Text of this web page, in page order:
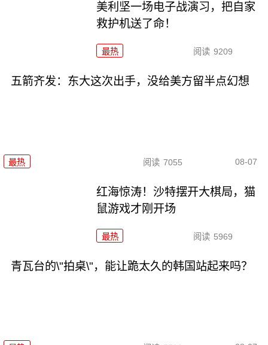
美利坚一场电子战演习，把自家
救护机送了命！
最热 阅读 9209
五箭齐发：东大这次出手，没给美方留半点幻想
最热 阅读 7055 08-07
红海惊涛！沙特摆开大棋局，猫
鼠游戏才刚开场
最热 阅读 5969
青瓦台的\"拍桌\"，能让跪太久的韩国站起来吗？